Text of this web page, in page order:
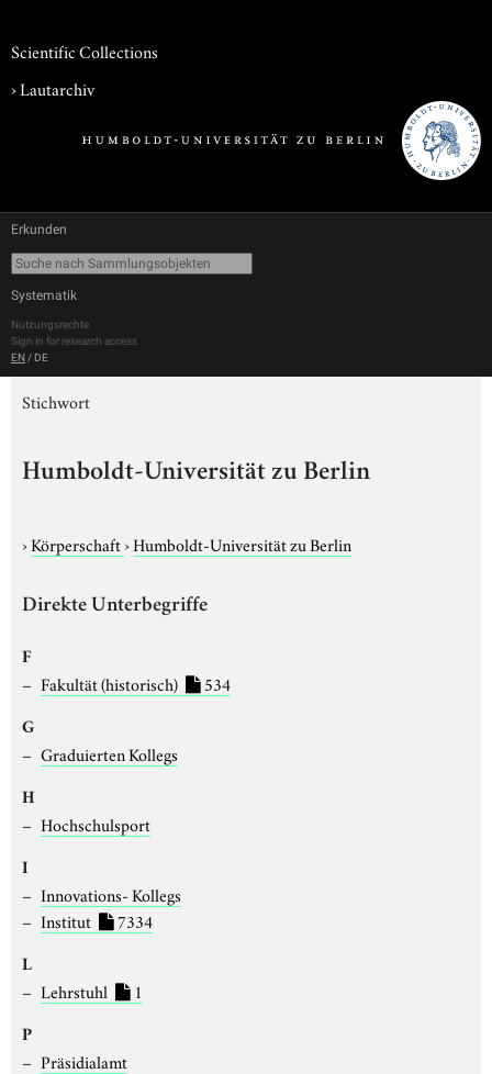
Scientific Collections
›Lautarchiv
Erkunden
Systematik
Nutzungsrechte
Sign in for research access
EN / DE
Stichwort
Humboldt-Universität zu Berlin
›Körperschaft›Humboldt-Universität zu Berlin
Direkte Unterbegriffe
F
Fakultät (historisch) 534
G
Graduierten Kollegs
H
Hochschulsport
I
Innovations- Kollegs
Institut
7334
L
Lehrstuhl 1
P
Präsidialamt